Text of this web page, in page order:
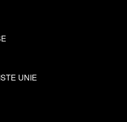
UNIE